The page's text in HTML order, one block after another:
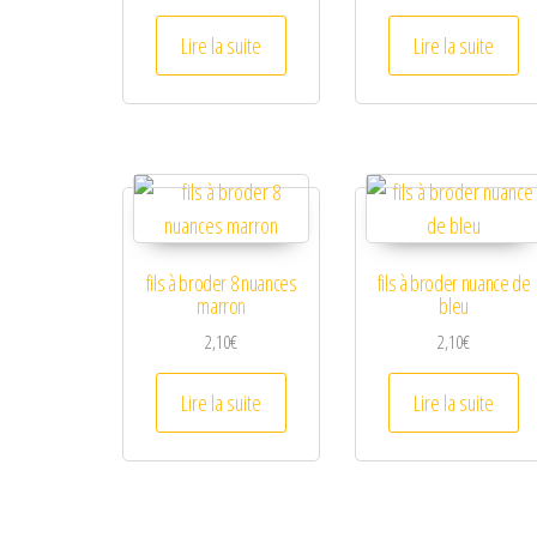
Lire la suite Lire la suite
fils à broder 8 nuances
marron
2,10€
Lire la suite
fils à broder nuance de
bleu
2,10€
Lire la suite